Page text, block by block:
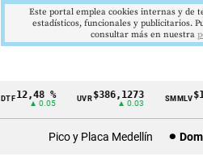
Cintillo
12,48 %
▲ 0.05
UVR$386,1273
▲ 0.03
SMMLV
Pico y Placa Medellín
Este portal emplea cookies internas y de
estadísticos, funcionales y publicitarios.
consultar más en nuestra